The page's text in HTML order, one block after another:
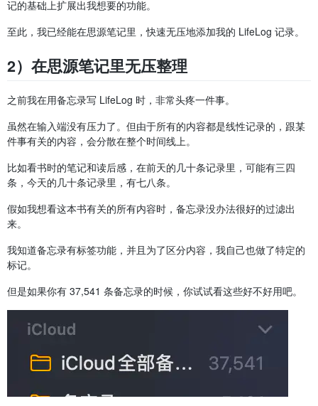
记的基础上扩展出我想要的功能。
至此，我已经能在思源笔记里，快速无压地添加我的 LifeLog 记录。
2）在思源笔记里无压整理
之前我在用备忘录写 LifeLog 时，非常头疼一件事。
虽然在输入端没有压力了。但由于所有的内容都是线性记录的，跟某
件事有关的内容，会分散在整个时间线上。
比如看书时的笔记和读后感，在前天的几十条记录里，可能有三四
条，今天的几十条记录里，有七八条。
假如我想看这本书有关的所有内容时，备忘录没办法很好的过滤出
来。
我知道备忘录有标签功能，并且为了区分内容，我自己也做了特定的
标记。
但是如果你有 37,541 条备忘录的时候，你试试看这些好不好用吧。